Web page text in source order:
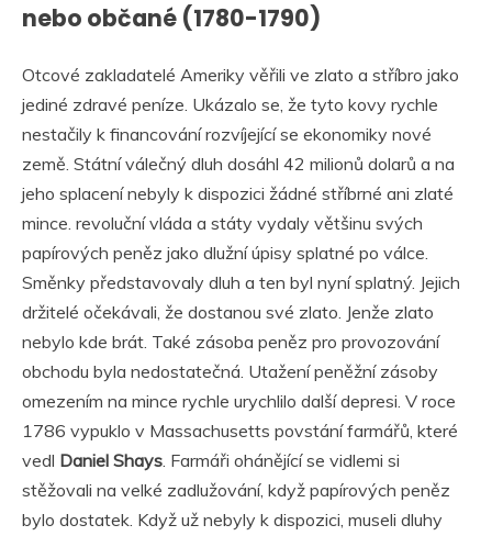
nebo občané (1780-1790)
Otcové zakladatelé Ameriky věřili ve zlato a stříbro jako
jediné zdravé peníze. Ukázalo se, že tyto kovy rychle
nestačily k financování rozvíjející se ekonomiky nové
země. Státní válečný dluh dosáhl 42 milionů dolarů a na
jeho splacení nebyly k dispozici žádné stříbrné ani zlaté
mince. revoluční vláda a státy vydaly většinu svých
papírových peněz jako dlužní úpisy splatné po válce.
Směnky představovaly dluh a ten byl nyní splatný. Jejich
držitelé očekávali, že dostanou své zlato. Jenže zlato
nebylo kde brát. Také zásoba peněz pro provozování
obchodu byla nedostatečná. Utažení peněžní zásoby
omezením na mince rychle urychlilo další depresi. V roce
1786 vypuklo v Massachusetts povstání farmářů, které
vedl Daniel Shays . Farmáři ohánějící se vidlemi si
stěžovali na velké zadlužování, když papírových peněz
bylo dostatek. Když už nebyly k dispozici, museli dluhy